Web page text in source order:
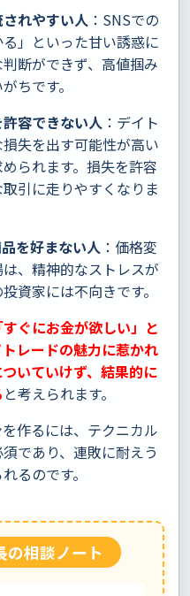
れやすい人 ：SNSでの
」といった甘い誘惑に
断ができず、高値掴み
ちです。
容できない人 ：デイト
失を出す可能性が高い
られます。損失を許容
引に走りやすくなりま
を好まない人 ：価格変
、精神的なストレスが
資家には不向きです。
すぐにお金が欲しい」と
レードの魅力に惹かれ
いていけず、結果的に
と考えられます。
作るには、テクニカル
であり、連敗に耐えう
るのです。
の相談ノート